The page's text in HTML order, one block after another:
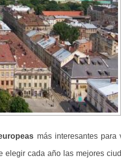
más interesantes para
elegir cada año las mejores